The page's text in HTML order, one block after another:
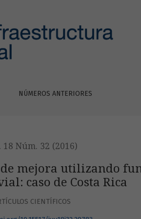
de desempeño de seguridad vial:
NÚMEROS ANTERIORES
18 Núm. 32 (2016)
mejora utilizando
caso de Costa Rica
CIENTÍFICOS